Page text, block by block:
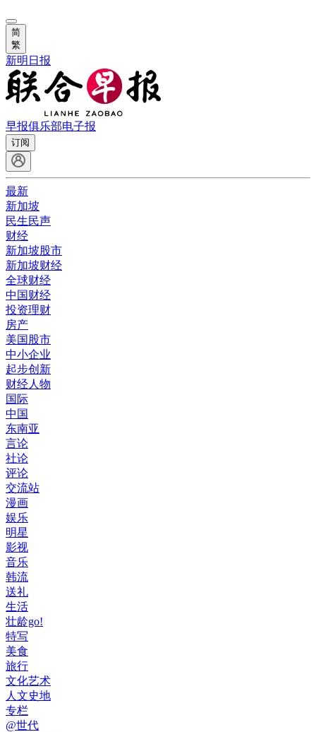
简
繁
新明日报
早报俱乐部电子报
订阅
最新
新加坡
民生民声
财经
新加坡股市
新加坡财经
全球财经
中国财经
投资理财
房产
美国股市
中小企业
起步创新
财经人物
国际
中国
东南亚
言论
社论
评论
交流站
漫画
娱乐
明星
影视
音乐
韩流
送礼
生活
壮龄go!
特写
美食
旅行
文化艺术
人文史地
专栏
@世代